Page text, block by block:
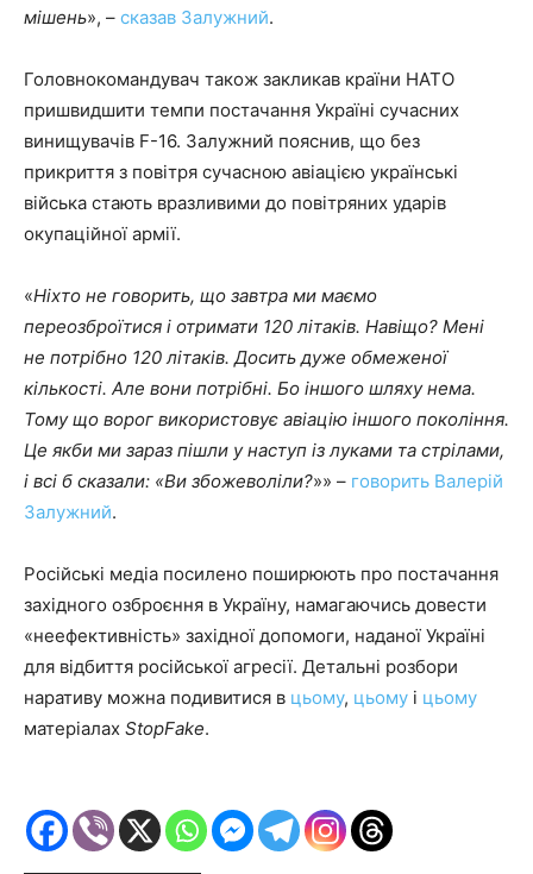
мішень», – сказав Залужний.
Головнокомандувач також закликав країни НАТО
пришвидшити темпи постачання Україні сучасних
винищувачів F-16. Залужний пояснив, що без
прикриття з повітря сучасною авіацією українські
війська стають вразливими до повітряних ударів
окупаційної армії.
«Ніхто не говорить, що завтра ми маємо
переозброїтися і отримати 120 літаків. Навіщо? Мені
не потрібно 120 літаків. Досить дуже обмеженої
кількості. Але вони потрібні. Бо іншого шляху нема.
Тому що ворог використовує авіацію іншого покоління.
Це якби ми зараз пішли у наступ із луками та стрілами,
і всі б сказали: «Ви збожеволіли?»» – говорить Валерій
Залужний.
Російські медіа посилено поширюють про постачання
західного озброєння в Україну, намагаючись довести
«неефективність» західної допомоги, наданої Україні
для відбиття російської агресії. Детальні розбори
наративу можна подивитися в цьому, цьому і цьому
матеріалах StopFake.